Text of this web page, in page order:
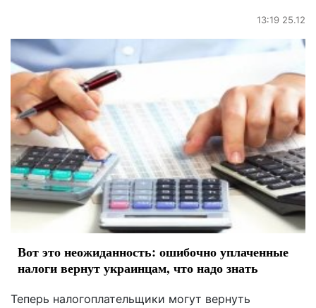
13:19 25.12
Вот это неожиданность: ошибочно уплаченные
налоги вернут украинцам, что надо знать
Теперь налогоплательщики могут вернуть